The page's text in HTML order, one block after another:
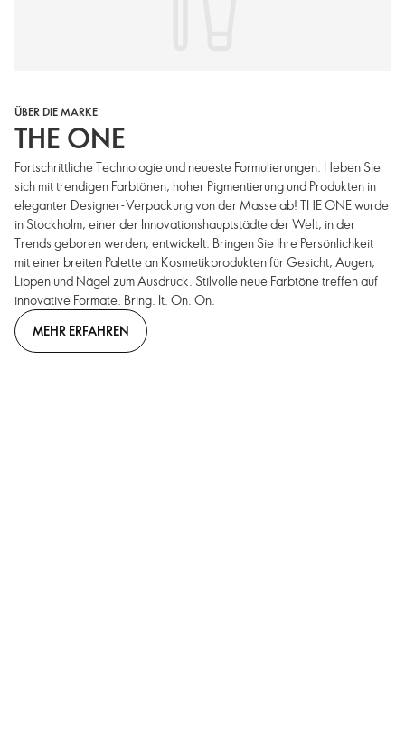
ÜBER DIE MARKE
THE ONE
Fortschrittliche Technologie und neueste Formulierungen: Heben Sie
sich mit trendigen Farbtönen, hoher Pigmentierung und Produkten in
eleganter Designer-Verpackung von der Masse ab! THE ONE wurde
in Stockholm, einer der Innovationshauptstädte der Welt, in der
Trends geboren werden, entwickelt. Bringen Sie Ihre Persönlichkeit
mit einer breiten Palette an Kosmetikprodukten für Gesicht, Augen,
Lippen und Nägel zum Ausdruck. Stilvolle neue Farbtöne treffen auf
innovative Formate. Bring. It. On. On.
MEHR ERFAHREN